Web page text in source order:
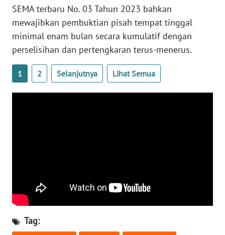
SEMA terbaru No. 03 Tahun 2023 bahkan
mewajibkan pembuktian pisah tempat tinggal
minimal enam bulan secara kumulatif dengan
perselisihan dan pertengkaran terus-menerus.
1 2 Selanjutnya Lihat Semua
Tag:
WN
JAMBI
SULTRA
WN
WN
BABEL